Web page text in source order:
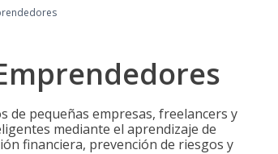
de pequeñas empresas, freelancers y
mediante el aprendizaje de
financiera, prevención de riesgos y